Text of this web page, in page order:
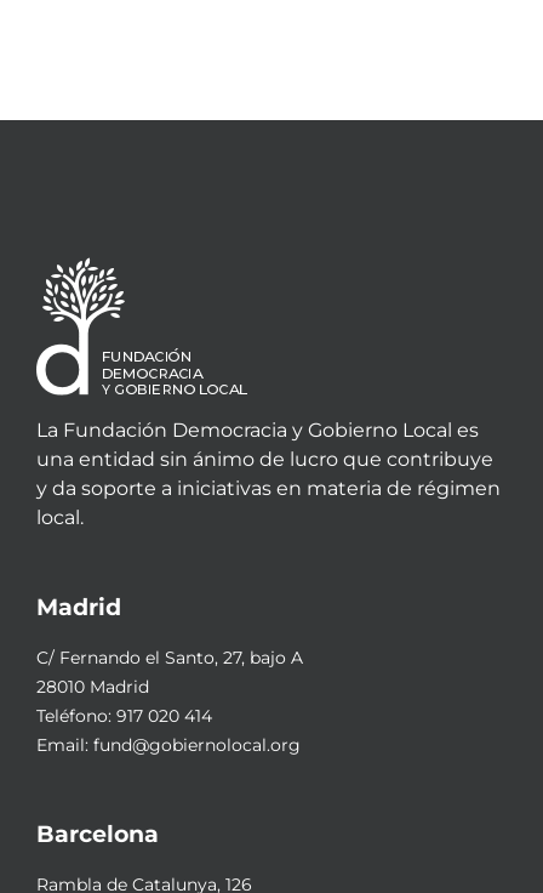
La Fundación Democracia y Gobierno Local es
una entidad sin ánimo de lucro que contribuye
y da soporte a iniciativas en materia de régimen
local.
Madrid
C/ Fernando el Santo, 27, bajo A
28010 Madrid
Teléfono: 917 020 414
Email: fund@gobiernolocal.org
Barcelona
Rambla de Catalunya, 126